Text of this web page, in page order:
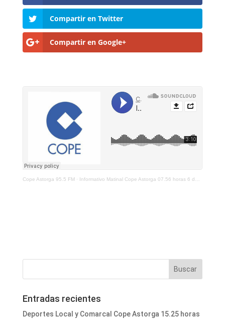
Compartir en Twitter
Compartir en Google+
Cope Astorga 95.5 FM· Informativo Matinal Cope Astorga 07.56 horas 6 de Agosto 2025
Entradas recientes
Deportes Local y Comarcal Cope Astorga 15.25 horas